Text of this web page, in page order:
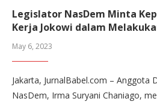
Legislator NasDem Minta
Kerja Jokowi dalam
May 6, 2023
Jakarta, JurnalBabel.com – Anggota
NasDem, Irma Suryani Chaniago,